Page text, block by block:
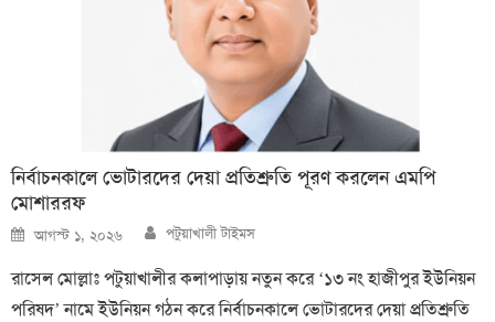
নির্বাচনকালে ভোটারদের দেয়া প্রতিশ্রুতি পূরণ করলেন এমপি
মোশাররফ
Posted
on
আগস্ট ১, ২০২৬ Author
পটুয়াখালী টাইমস
রাসেল মোল্লাঃ পটুয়াখালীর কলাপাড়ায় নতুন করে ‘১৩ নং হাজীপুর ইউনিয়ন
পরিষদ’ নামে ইউনিয়ন গঠন করে নির্বাচনকালে ভোটারদের দেয়া প্রতিশ্রুতি